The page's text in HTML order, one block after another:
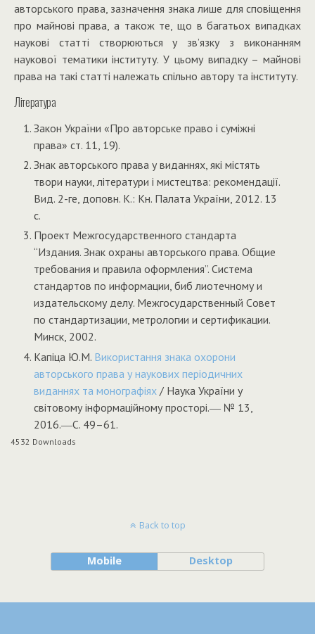
авторського права, зазначення знака лише для сповіщення
про майнові права, а також те, що в багатьох випадках
наукові статті створюються у зв’язку з виконанням
наукової тематики інституту. У цьому випадку – майнові
права на такі статті належать спільно автору та інституту.
Література
Закон України «Про авторське право і суміжні
права» ст. 11, 19).
Знак авторського права у виданнях, які містять
твори науки, літератури і мистецтва: рекомендації.
Вид. 2-ге, доповн. К.: Кн. Палата України, 2012. 13
с.
Проект Межгосударственного стандарта
“Издания. Знак охраны авторського права. Общие
требования и правила оформления”. Система
стандартов по информации, биб лиотечному и
издательскому делу. Межгосударственный Cовет
по стандартизации, метрологии и сертификации.
Минск, 2002.
Капіца Ю.М. Використання знака охорони
авторського права у наукових періодичних
виданнях та монографіях / Наука України у
світовому інформаційному просторі.― № 13,
2016.―C. 49–61.
4532 Downloads
Back to top
Mobile Desktop